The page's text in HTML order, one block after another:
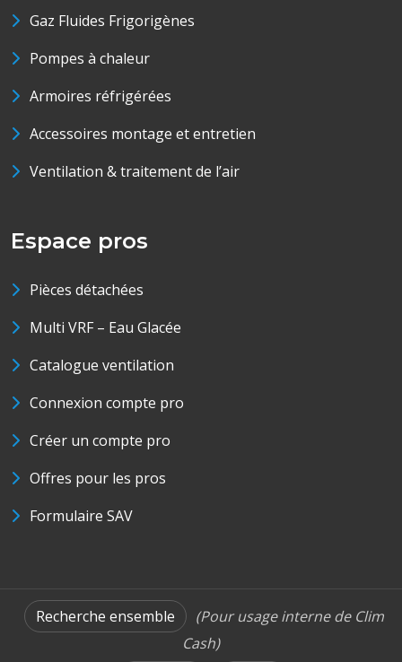
Gaz Fluides Frigorigènes
Pompes à chaleur
Armoires réfrigérées
Accessoires montage et entretien
Ventilation & traitement de l’air
Espace pros
Pièces détachées
Multi VRF – Eau Glacée
Catalogue ventilation
Connexion compte pro
Créer un compte pro
Offres pour les pros
Formulaire SAV
Recherche ensemble
(Pour usage interne de Clim
Cash)